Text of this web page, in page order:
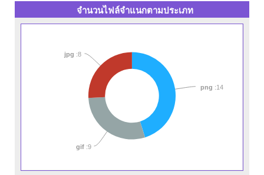
จำนวนไฟล์จำแนกตามประเภท
png :14
gif :9
jpg :8